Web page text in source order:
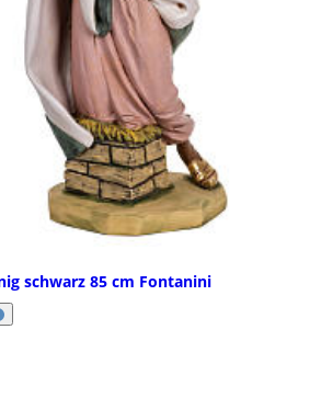
schwarz 85 cm Fontanini